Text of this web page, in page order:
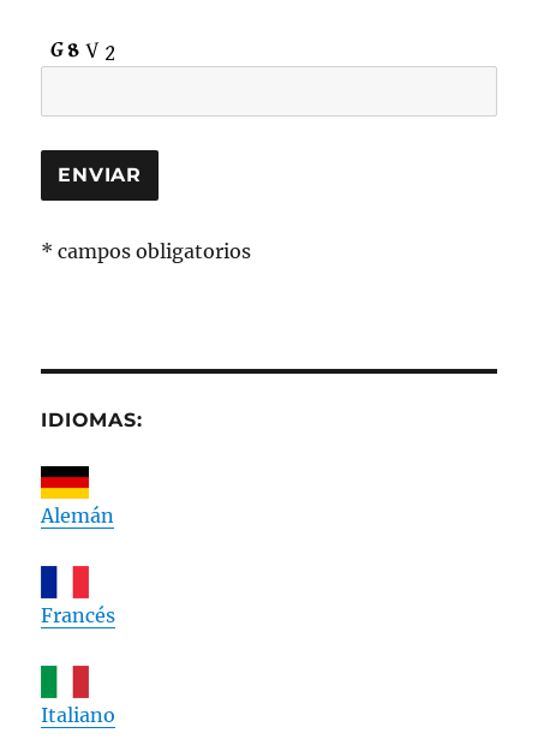
* campos obligatorios
IDIOMAS:
Alemán
Francés
Italiano